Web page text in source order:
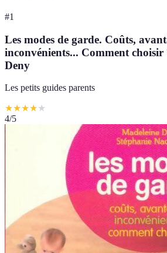
#1
Les modes de garde. Coûts,
inconvénients... Comment choisir
Deny
Les petits guides parents
★★★★★
4/5